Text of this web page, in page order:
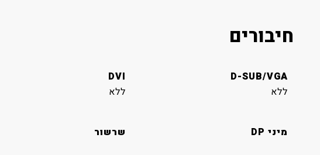
חיבורים
D-SUB/VGA
ללא
DVI
ללא
מיני DP שרשור